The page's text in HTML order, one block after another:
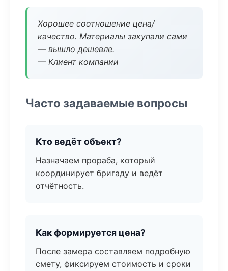
Хорошее соотношение цена/
качество. Материалы закупали сами
— вышло дешевле.
— Клиент компании
Часто задаваемые вопросы
Кто ведёт объект?
Назначаем прораба, который
координирует бригаду и ведёт
отчётность.
Как формируется цена?
После замера составляем подробную
смету, фиксируем стоимость и сроки